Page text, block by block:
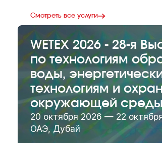
Смотреть все услуги
WETEX 2026 - 28-я
по технологиям
воды,
технологиям и
окружающей
20 октября 2026 — 22
ОАЭ, Дубай